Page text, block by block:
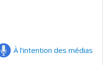
À l’intention des médias